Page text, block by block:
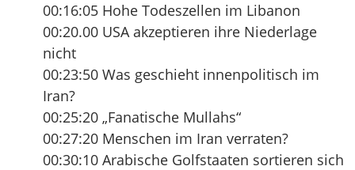
00:16:05 Hohe Todeszellen im Libanon
00:20.00 USA akzeptieren ihre Niederlage
nicht
00:23:50 Was geschieht innenpolitisch im
Iran?
00:25:20 „Fanatische Mullahs“
00:27:20 Menschen im Iran verraten?
00:30:10 Arabische Golfstaaten sortieren sich